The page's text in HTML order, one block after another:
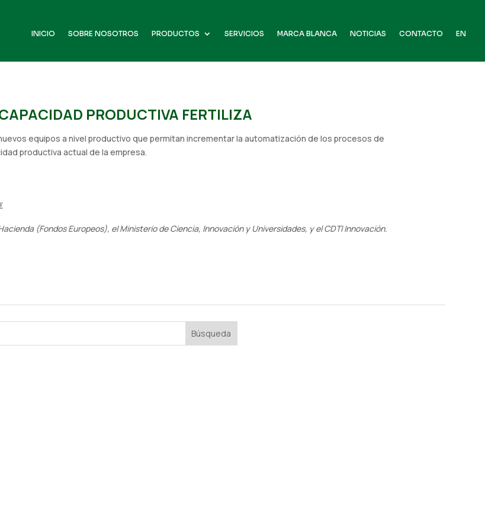
INICIO SOBRE NOSOTROS PRODUCTOS SERVICIOS MARCA BLANCA NOTICIAS CONTACTO EN
PRODUCTIVA FERTILIZA
equipos a nivel productivo que permitan incrementar la automatización de los procesos de
productiva actual de la empresa.
(Fondos Europeos), el Ministerio de Ciencia, Innovación y Universidades, y el CDTI Innovación.